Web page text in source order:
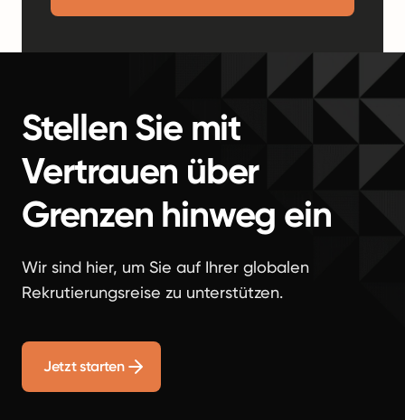
Stellen Sie mit
Vertrauen über
Grenzen hinweg ein
Wir sind hier, um Sie auf Ihrer globalen
Rekrutierungsreise zu unterstützen.
Jetzt starten